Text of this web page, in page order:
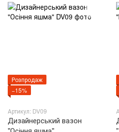
Розпродаж
−15%
Артикул: DV09
Дизайнерський вазон